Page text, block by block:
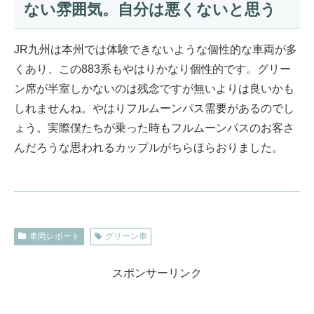
ない雰囲気。自分は悪くないと思う
JR九州は本州では体験できないような個性的な車両が多
くあり、この883系もやはりかなり個性的です。グリー
ン席が半室しかないのは残念ですが無いよりは良いかも
しれませんね。やはりフルムーンパス需要があるのでし
ょう。実際僕たちが乗った時もフルムーンパスのお客さ
んだろうな思われるカップルがちらほらおりました。
車両レポート グリーン車
スポンサーリンク